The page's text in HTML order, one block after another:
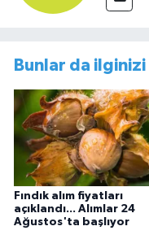
Bunlar da
Fındık alım fiyatları
açıklandı... Alımlar 24
Ağustos'ta başlıyor